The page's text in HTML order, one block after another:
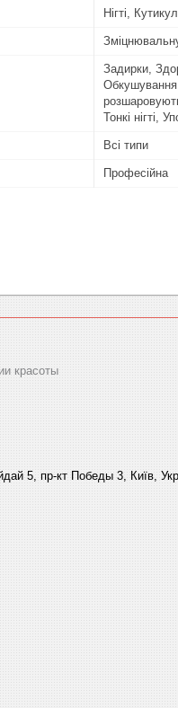
Нігті,
Задирки,
Обкушування
Тонкі нігті,
Всі типи
Професійна
красоты
5, пр-кт Победы 3, Київ,